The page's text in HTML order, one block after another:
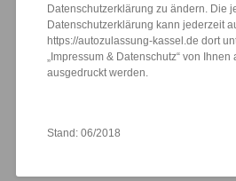
Datenschutzerklärung zu ändern. Die
Datenschutzerklärung kann jederzeit
https://autozulassung-kassel.de dort
„Impressum & Datenschutz“ von
ausgedruckt werden.
Stand: 06/2018